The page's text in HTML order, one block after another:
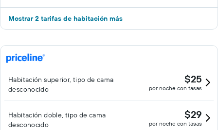
Mostrar 2 tarifas de habitación más
Habitación superior, tipo de cama
desconocido
$25
por noche con tasas
Habitación doble, tipo de cama
desconocido
$29
por noche con tasas